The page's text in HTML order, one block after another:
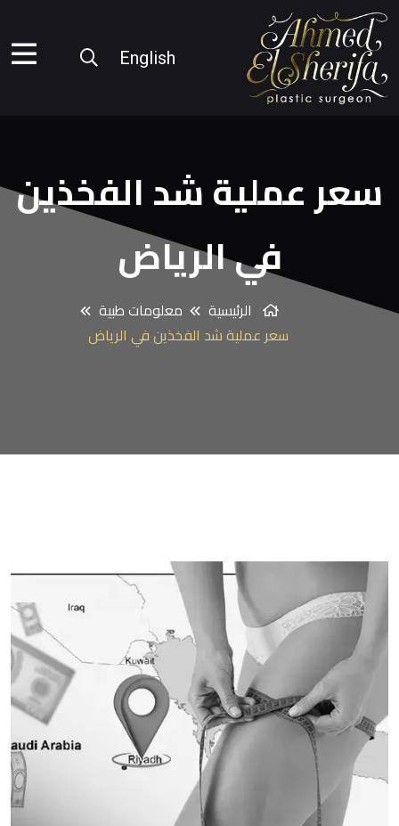
English
سعر عملية شد الفخذين
في الرياض
الرئيسية
معلومات طبية
سعر عملية شد الفخذين في الرياض